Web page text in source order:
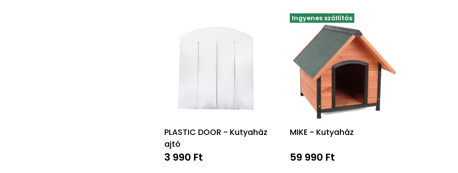
PLASTIC DOOR - Kutyaház
ajtó
3 990 Ft
Ingyenes szállítás
MIKE - Kutyaház
59 990 Ft